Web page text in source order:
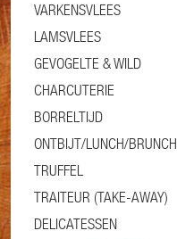
VARKENSVLEES
LAMSVLEES
GEVOGELTE & WILD
CHARCUTERIE
BORRELTIJD
ONTBIJT/LUNCH/BRUNCH
TRUFFEL
TRAITEUR (TAKE-AWAY)
DELICATESSEN